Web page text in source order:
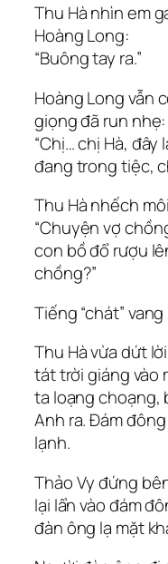
Thu Hà nhìn em
Hoàng Long:
“Buông tay ra.”
Hoàng Long vẫn
giọng đã run nhẹ:
“Chị… chị Hà,
đang trong tiệc,
Thu Hà nhếch
“Chuyện vợ
con bồ đổ rượu
chồng?”
Tiếng “chát”
Thu Hà vừa dứt
tát trời giáng vào
ta loạng choạng,
Anh ra. Đám
lạnh.
Thảo Vy đứng
lại lẩn vào đám
đàn ông lạ mặt